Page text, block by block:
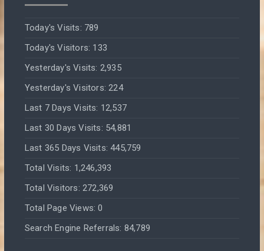
Today's Visits: 789
Today's Visitors: 133
Yesterday's Visits: 2,935
Yesterday's Visitors:224
Last 7 Days Visits: 12,537
Last 30 Days Visits: 54,881
Last 365 Days Visits:445,759
Total Visits: 1,246,393
Total Visitors: 272,369
Total Page Views:0
Search Engine Referrals: 84,789